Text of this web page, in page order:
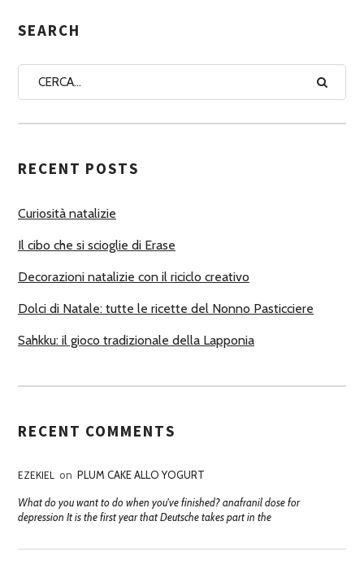
G
A
U
O
I
SEARCH
RECENT POSTS
Curiosità natalizie
Il cibo che si scioglie di Erase
Decorazioni natalizie con il riciclo creativo
Dolci di Natale: tutte le ricette del Nonno Pasticciere
Sahkku: il gioco tradizionale della Lapponia
RECENT COMMENTS
EZEKIEL on PLUM CAKE ALLO YOGURT
What do you want to do when you've finished? anafranil dose for
depression It is the first year that Deutsche takes part in the